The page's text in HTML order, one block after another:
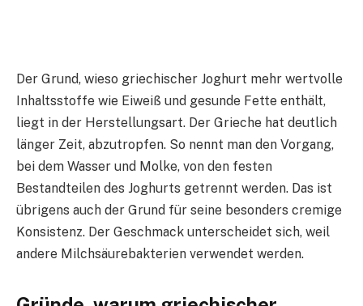
Der Grund, wieso griechischer Joghurt mehr wertvolle
Inhaltsstoffe wie Eiweiß und gesunde Fette enthält,
liegt in der Herstellungsart. Der Grieche hat deutlich
länger Zeit, abzutropfen. So nennt man den Vorgang,
bei dem Wasser und Molke, von den festen
Bestandteilen des Joghurts getrennt werden. Das ist
übrigens auch der Grund für seine besonders cremige
Konsistenz. Der Geschmack unterscheidet sich, weil
andere Milchsäurebakterien verwendet werden.